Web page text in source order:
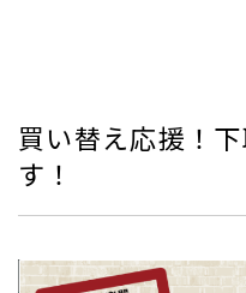
買い替え応援！
す！